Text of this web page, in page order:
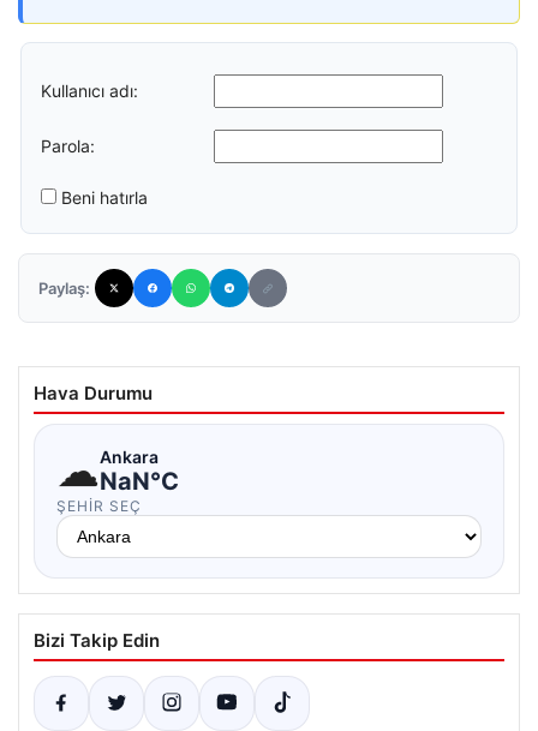
Kullanıcı adı:
Parola:
Beni hatırla
Paylaş:
Hava Durumu
☁Ankara
NaN°C
ŞEHIR SEÇ
Bizi Takip Edin